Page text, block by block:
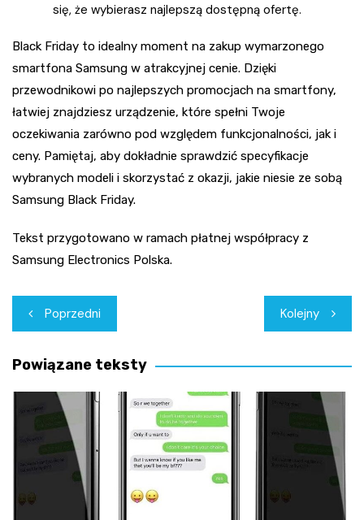
się, że wybierasz najlepszą dostępną ofertę.
Black Friday to idealny moment na zakup wymarzonego
smartfona Samsung w atrakcyjnej cenie. Dzięki
przewodnikowi po najlepszych promocjach na smartfony,
łatwiej znajdziesz urządzenie, które spełni Twoje
oczekiwania zarówno pod względem funkcjonalności, jak i
ceny. Pamiętaj, aby dokładnie sprawdzić specyfikacje
wybranych modeli i skorzystać z okazji, jakie niesie ze sobą
Samsung Black Friday.
Tekst przygotowano w ramach płatnej współpracy z
Samsung Electronics Polska.
Nawigacja
wpisu
Poprzedni Kolejny
Powiązane teksty